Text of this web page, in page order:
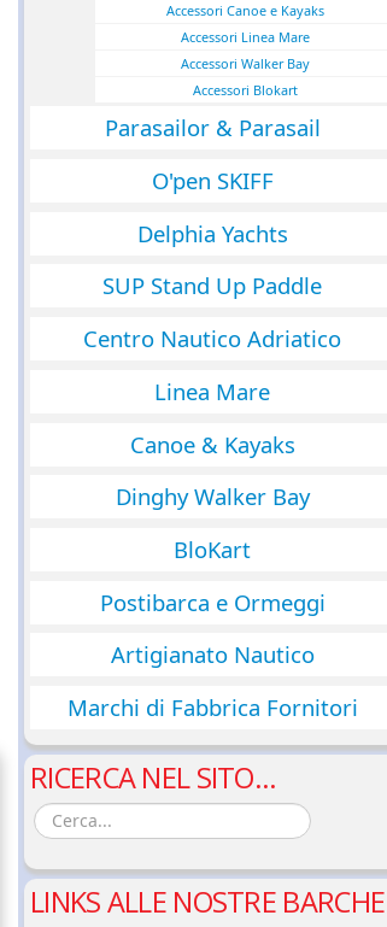
Accessori Canoe e Kayaks
Accessori Linea Mare
Accessori Walker Bay
Accessori Blokart
Parasailor & Parasail
O'pen SKIFF
Delphia Yachts
SUP Stand Up Paddle
Centro Nautico Adriatico
Linea Mare
Canoe & Kayaks
Dinghy Walker Bay
BloKart
Postibarca e Ormeggi
Artigianato Nautico
Marchi di Fabbrica Fornitori
RICERCA NEL SITO...
LINKS ALLE NOSTRE BARCHE